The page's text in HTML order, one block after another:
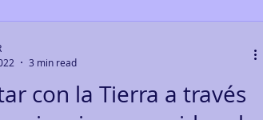
con la Tierra a través
3 min read